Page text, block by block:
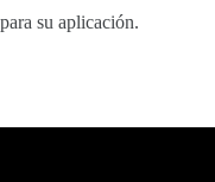
para su aplicación.